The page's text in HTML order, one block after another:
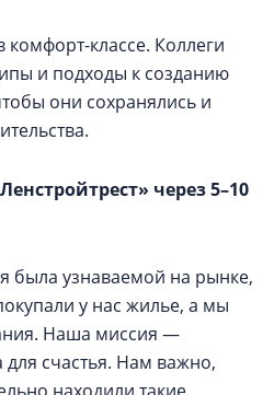
классе. Коллеги
и подходы к созданию
они сохранялись и
через 5–10
была узнаваемой на рынке,
у нас жилье, а мы
Наша миссия —
для счастья. Нам важно,